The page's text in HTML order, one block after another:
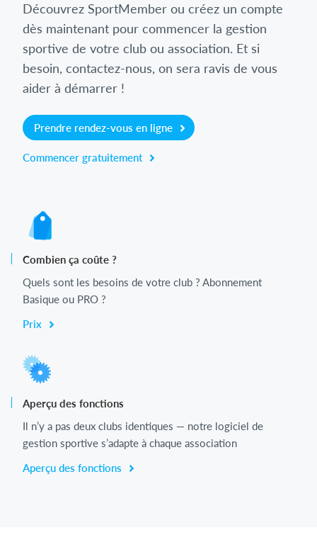
Découvrez SportMember ou créez un compte
dès maintenant pour commencer la gestion
sportive de votre club ou association. Et si
besoin, contactez-nous, on sera ravis de vous
aider à démarrer !
Prendre rendez-vous en ligne
Commencer gratuitement
Combien ça coûte ?
Quels sont les besoins de votre club ? Abonnement
Basique ou PRO ?
Prix
Aperçu des fonctions
Il n’y a pas deux clubs identiques — notre logiciel de
gestion sportive s’adapte à chaque association
Aperçu des fonctions